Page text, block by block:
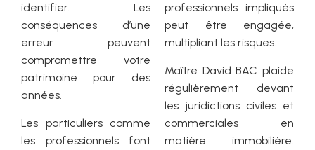
identifier. Les
conséquences d’une
erreur peuvent
compromettre votre
patrimoine pour des
années.
Les particuliers comme
les professionnels font
professionnels impliqués
peut être engagée,
multipliant les risques.
Maître David BAC plaide
régulièrement devant
les juridictions civiles et
commerciales en
matière immobilière.